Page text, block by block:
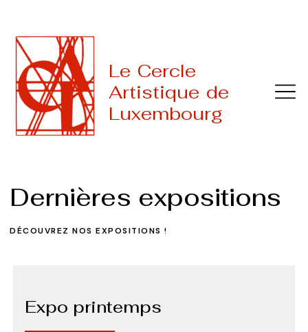
Le Cercle
Artistique de
Luxembourg
Dernières expositions
DÉCOUVREZ NOS EXPOSITIONS !
Expo printemps